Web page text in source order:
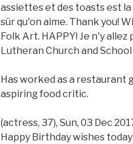
assiettes et des toasts est la
sûr qu'on aime. Thank you!
Folk Art. HAPPY! Je n'y
Lutheran Church and
Has worked as a restaurant
aspiring food critic.
(actress, 37), Sun, 03 Dec
Happy Birthday wishes